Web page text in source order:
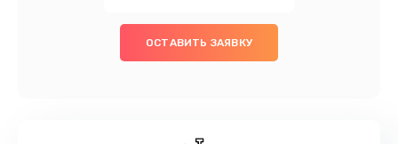
ОСТАВИТЬ ЗАЯВКУ